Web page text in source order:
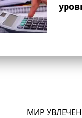
МИР